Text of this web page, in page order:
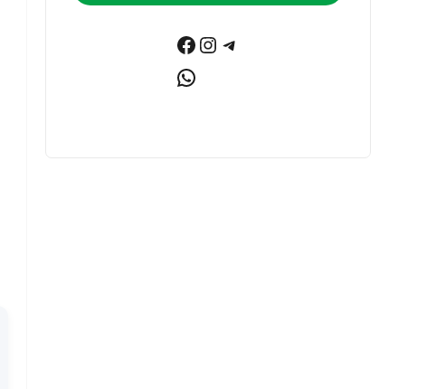
Facebook
Instagram
Telegram
WhatsApp